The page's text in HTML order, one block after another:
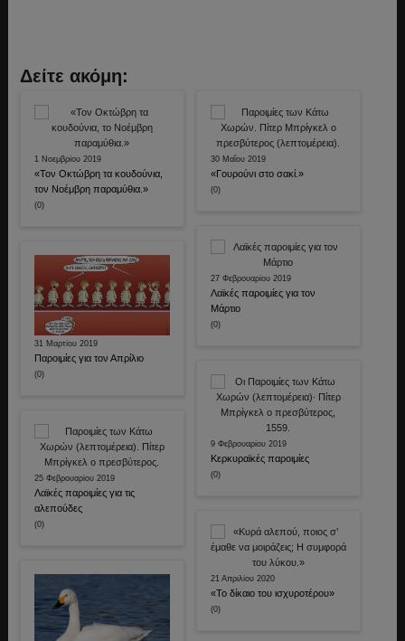
Δείτε ακόμη:
1 Νοεμβρίου 2019
«Τον Οκτώβρη τα κουδούνια,
τον Νοέμβρη παραμύθια.»
(0)
31 Μαρτίου 2019
Παροιμίες για τον Απρίλιο
(0)
25 Φεβρουαρίου 2019
Λαϊκές παροιμίες για τις
αλεπούδες
(0)
30 Μαΐου 2019
«Γουρούνι στο σακί.»
(0)
27 Φεβρουαρίου 2019
Λαϊκές παροιμίες για τον
Μάρτιο
(0)
9 Φεβρουαρίου 2019
Κερκυραϊκές παροιμίες
(0)
21 Απριλίου 2020
«Το δίκαιο του ισχυροτέρου»
(0)